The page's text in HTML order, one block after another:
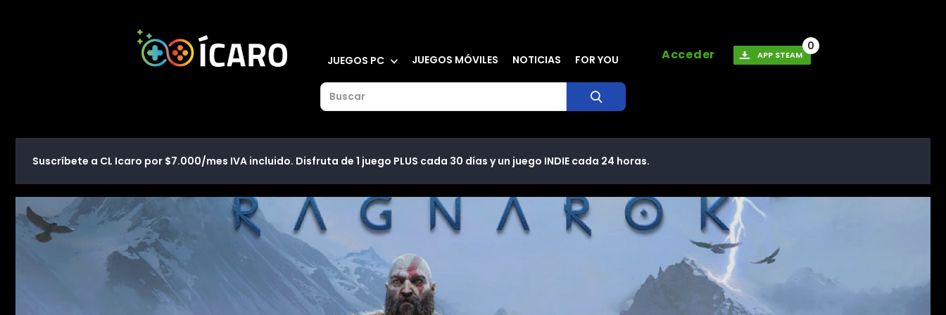
JUEGOS PC JUEGOS MÓVILES NOTICIAS FOR YOU Acceder APP STEAM
0
Suscríbete a CL Icaro por $7.000/mes IVA incluido. Disfruta de 1 juego PLUS cada 30 días y un juego INDIE cada 24 horas.